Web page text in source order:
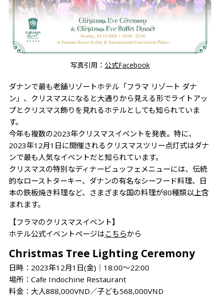
写真引用： 公式Facebook
ダナンで最も老舗リゾートホテル「フラマ リゾート ダナ
ン」、クリスマスになると大通りから見える形でライトアッ
プとクリスマス飾りを見れるホテルとしても知られていま
す。
今年も複数の2023年クリスマスイベントを発表。特に、
2023年12月1日に開催されるクリスマスツリー点灯式はダナ
ンで最も人気なイベントだと知られています。
クリスマスの特別なディナービュッフェメニューには、伝統
的なローストターキー、ダナンの有名なシーフード料理、日
本の鉄板焼き料理など、さまざまな国の料理が80種類以上含
まれます。
【フラマのクリスマスイベント】
ホテル公式イベントページはこちらから
Christmas Tree Lighting Ceremony
日時：2023年12月1日(金)│18:00～22:00
場所：Cafe Indochine Restaurant
料金：大人888,000VND／子ども568,000VND